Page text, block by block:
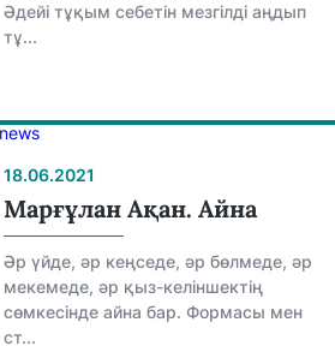
Әдeйі тұқым сeбeтін мeзгілді аңдып
тұ...
18.06.2021
Марғұлан Ақан. Айна
Әр үйде, әр кеңседе, әр бөлмеде, әр
мекемеде, әр қыз-келіншектің
сөмкесінде айна бар. Формасы мен
ст...